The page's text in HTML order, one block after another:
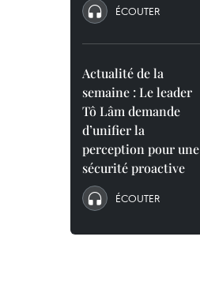
ÉCOUTER
Actualité de la
semaine : Le leader
Tô Lâm demande
d’unifier la
perception pour une
sécurité proactive
ÉCOUTER